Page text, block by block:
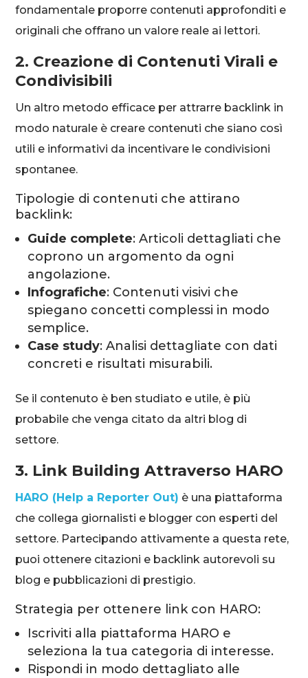
fondamentale proporre contenuti approfonditi e
originali che offrano un valore reale ai lettori.
2. Creazione di Contenuti Virali e
Condivisibili
Un altro metodo efficace per attrarre backlink in
modo naturale è creare contenuti che siano così
utili e informativi da incentivare le condivisioni
spontanee.
Tipologie di contenuti che attirano
backlink:
Guide complete: Articoli dettagliati che
coprono un argomento da ogni
angolazione.
Infografiche: Contenuti visivi che
spiegano concetti complessi in modo
semplice.
Case study: Analisi dettagliate con dati
concreti e risultati misurabili.
Se il contenuto è ben studiato e utile, è più
probabile che venga citato da altri blog di
settore.
3. Link Building Attraverso HARO
HARO (Help a Reporter Out) è una piattaforma
che collega giornalisti e blogger con esperti del
settore. Partecipando attivamente a questa rete,
puoi ottenere citazioni e backlink autorevoli su
blog e pubblicazioni di prestigio.
Strategia per ottenere link con HARO:
Iscriviti alla piattaforma HARO e
seleziona la tua categoria di interesse.
Rispondi in modo dettagliato alle